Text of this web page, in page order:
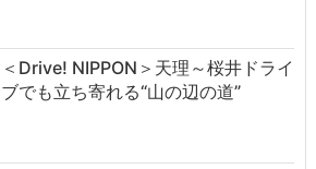
＜Drive! NIPPON＞天理～桜井ドライ
ブでも立ち寄れる“山の辺の道”